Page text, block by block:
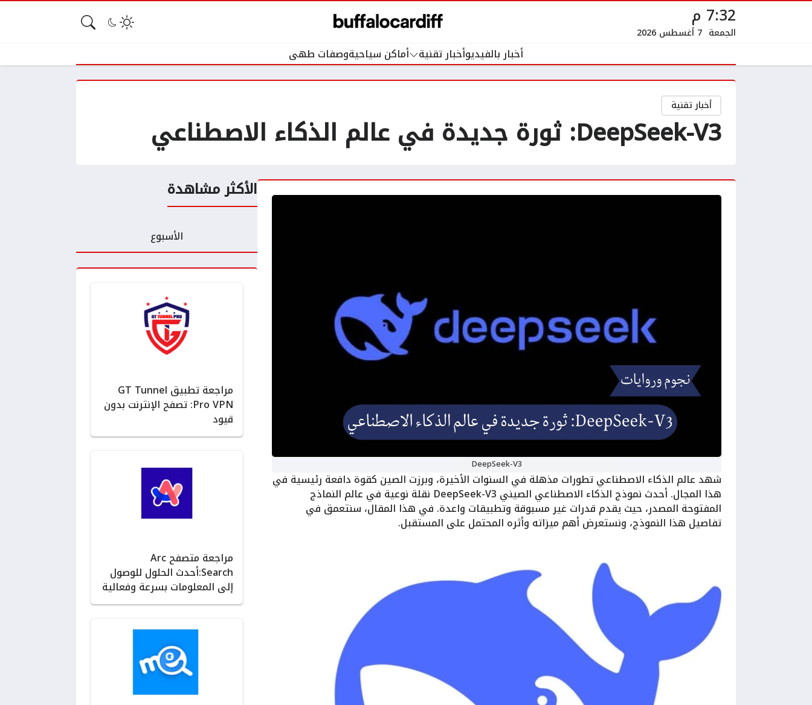
7:32 م
الجمعة 7 أغسطس 2026
أخبار بالفيديوأخبار تقنية أماكن سياحيةوصفات طهى
أخبار تقنية
DeepSeek-V3: ثورة جديدة في عالم الذكاء الاصطناعي
الأكثر مشاهدة
الأسبوع
مراجعة تطبيق GT Tunnel
Pro VPN: تصفح الإنترنت بدون
قيود
مراجعة متصفح Arc
Search:أحدث الحلول للوصول
إلى المعلومات بسرعة وفعالية
DeepSeek-V3
شهد عالم الذكاء الاصطناعي تطورات مذهلة في السنوات الأخيرة، وبرزت الصين كقوة دافعة رئيسية في
هذا المجال. أحدث نموذج الذكاء الاصطناعي الصيني DeepSeek-V3 نقلة نوعية في عالم النماذج
المفتوحة المصدر، حيث يقدم قدرات غير مسبوقة وتطبيقات واعدة. في هذا المقال، سنتعمق في
تفاصيل هذا النموذج، ونستعرض أهم ميزاته وأثره المحتمل على المستقبل.